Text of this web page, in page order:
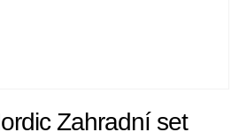
Zahradní set